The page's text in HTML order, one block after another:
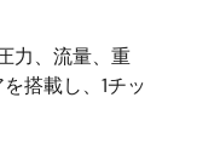
力、流量、重
搭載し、1チッ